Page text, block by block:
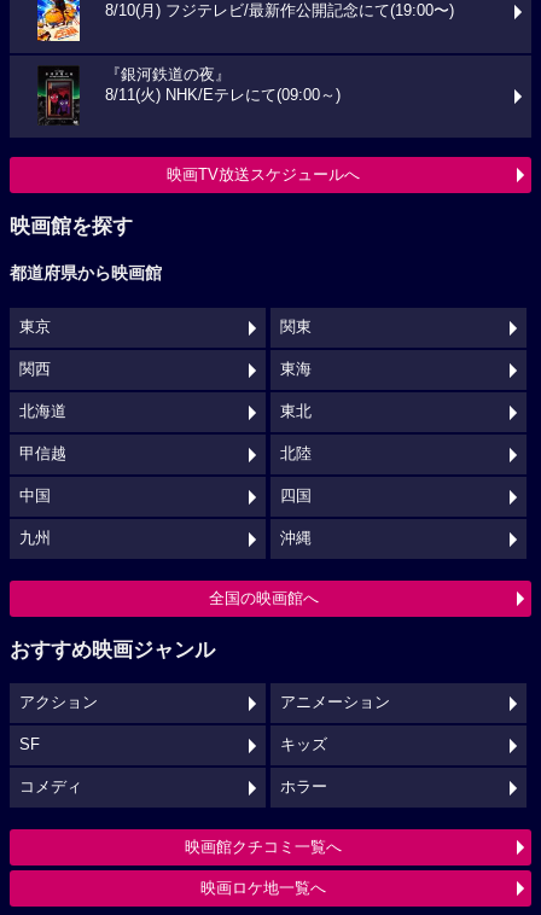
8/10(月) フジテレビ/最新作公開記念にて(19:00〜)
『銀河鉄道の夜』
8/11(火) NHK/Eテレにて(09:00～)
映画TV放送スケジュールへ
映画館を探す
都道府県から映画館
東京 関東
関西 東海
北海道 東北
甲信越 北陸
中国 四国
九州 沖縄
全国の映画館へ
おすすめ映画ジャンル
アクション アニメーション
SF キッズ
コメディ ホラー
映画館クチコミ一覧へ
映画ロケ地一覧へ